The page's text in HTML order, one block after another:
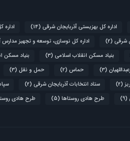
اداره کل بهزیستی آذربایجان شرقی (14)
شرقی (2) اداره کل نوسازی، توسعه و تجهیز مدارس
بنیاد مسکن انقلاب اسلامی (3) بنیاد مسکن
(3) حماس (2) حمل و نقل (3)
(2) ستاد انتخابات آذربایجان شرقی (2)
(9) طرح هادی روستاها (5) طرح هادی